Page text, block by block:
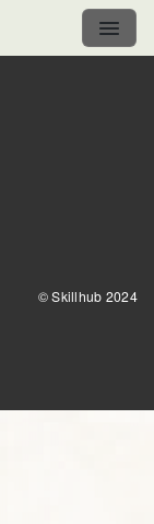
© Skillhub 2024